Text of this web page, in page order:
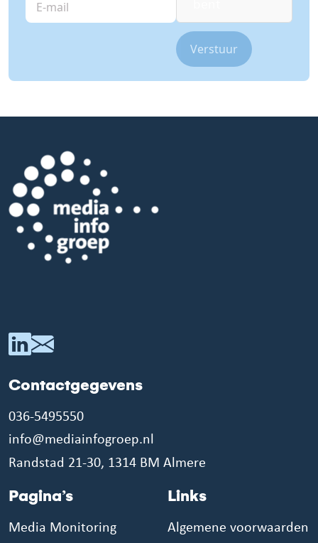
mail
Contactgegevens
036-5495550
info@mediainfogroep.nl
Randstad 21-30, 1314 BM Almere
Pagina’s
Media Monitoring
Links
Algemene voorwaarden